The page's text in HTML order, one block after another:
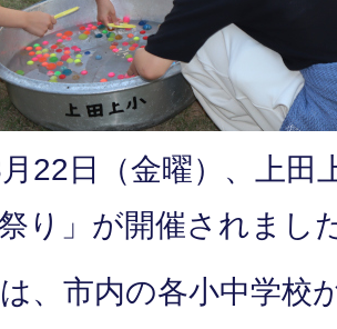
22日（金曜）、上田
り」が開催されまし
、市内の各小中学校